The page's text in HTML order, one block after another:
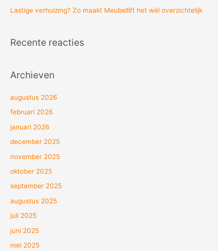
Lastige verhuizing? Zo maakt Meubellift het wél overzichtelijk
Recente reacties
Archieven
augustus 2026
februari 2026
januari 2026
december 2025
november 2025
oktober 2025
september 2025
augustus 2025
juli 2025
juni 2025
mei 2025